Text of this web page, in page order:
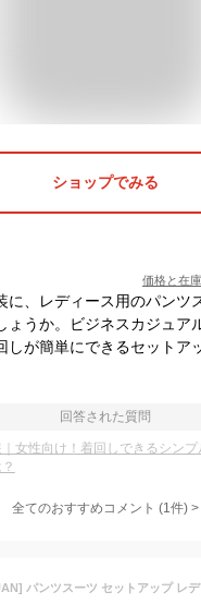
ショップでみる
価格と在
に、レディース用のパンツ
ょうか。ビジネスカジュア
しが簡単にできるセットア
回答された質問
女性向け！着回しできるシンプ
全てのおすすめコメント (1件) >